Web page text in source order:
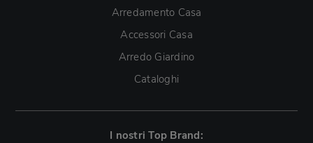
Arredamento Casa
Accessori Casa
Arredo Giardino
Cataloghi
I nostri Top Brand: